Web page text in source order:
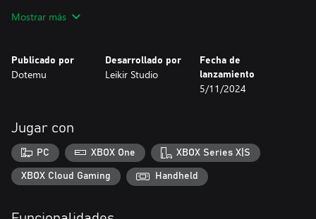
Elige entre soldados icónicos de toda la serie METAL SLUG y crea
el equipo perfecto para detener los tortuosos planes de Morden.
Determina los mejores equipamientos y modificaciones de armas
Lanza ataques simultáneos con la mecánica "SINC" para causar
un daño masivo al enemigo ¡Y si tu equipo está en problemas,
siempre puedes pedir refuerzos y observar cómo funcionan las
armas grandes: artillería pesada, ataques aéreos, el glorioso
METAL SLUG... ¡lo que quieras!
Mostrar más
Publicado por
Dotemu
Desarrollado por
Leikir Studio
Fecha de
lanzamiento
5/11/2024
Jugar con
PC XBOX One XBOX Series X|S
XBOX Cloud Gaming Handheld